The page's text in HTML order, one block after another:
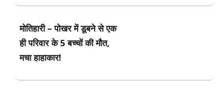
मोतिहारी – पोखर में डूबने से एक
ही परिवार के 5 बच्चों की मौत,
मचा हाहाकार!